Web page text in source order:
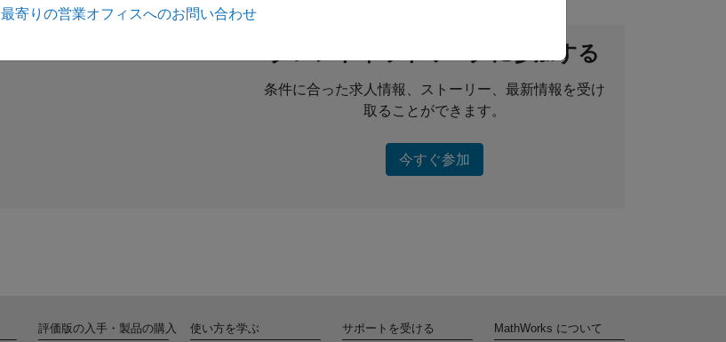
タレントネットワークに参加する
条件に合った求人情報、ストーリー、最新情報を受け
取ることができます。
今すぐ参加
最寄りの営業オフィスへのお問い合わせ
評価版の入手・製品の購入 使い方を学ぶ サポートを受ける MathWorks について